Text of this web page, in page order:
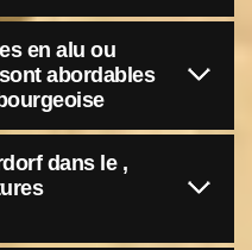
en alu ou
abordables
dans le ,